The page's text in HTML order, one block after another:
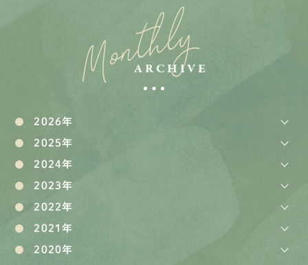
Monthly
ARCHIVE
2026年
2025年
2024年
2023年
2022年
2021年
2020年